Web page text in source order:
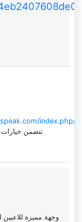
index.php/
تتضمن خيارات